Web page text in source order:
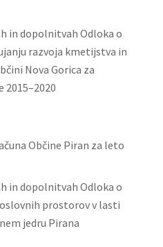
in dopolnitvah Odloka o
razvoja kmetijstva in
Nova Gorica za
Občine Piran za leto
in dopolnitvah Odloka o
prostorov v lasti
jedru Pirana